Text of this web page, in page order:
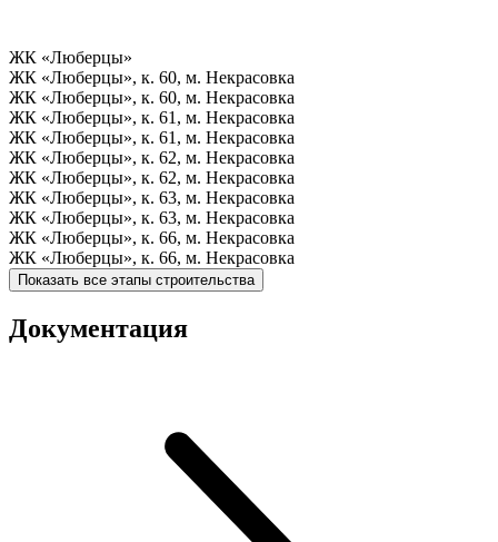
ЖК «Люберцы»
ЖК «Люберцы», к. 60, м. Некрасовка
ЖК «Люберцы», к. 60, м. Некрасовка
ЖК «Люберцы», к. 61, м. Некрасовка
ЖК «Люберцы», к. 61, м. Некрасовка
ЖК «Люберцы», к. 62, м. Некрасовка
ЖК «Люберцы», к. 62, м. Некрасовка
ЖК «Люберцы», к. 63, м. Некрасовка
ЖК «Люберцы», к. 63, м. Некрасовка
ЖК «Люберцы», к. 66, м. Некрасовка
ЖК «Люберцы», к. 66, м. Некрасовка
Показать все этапы строительства
Документация